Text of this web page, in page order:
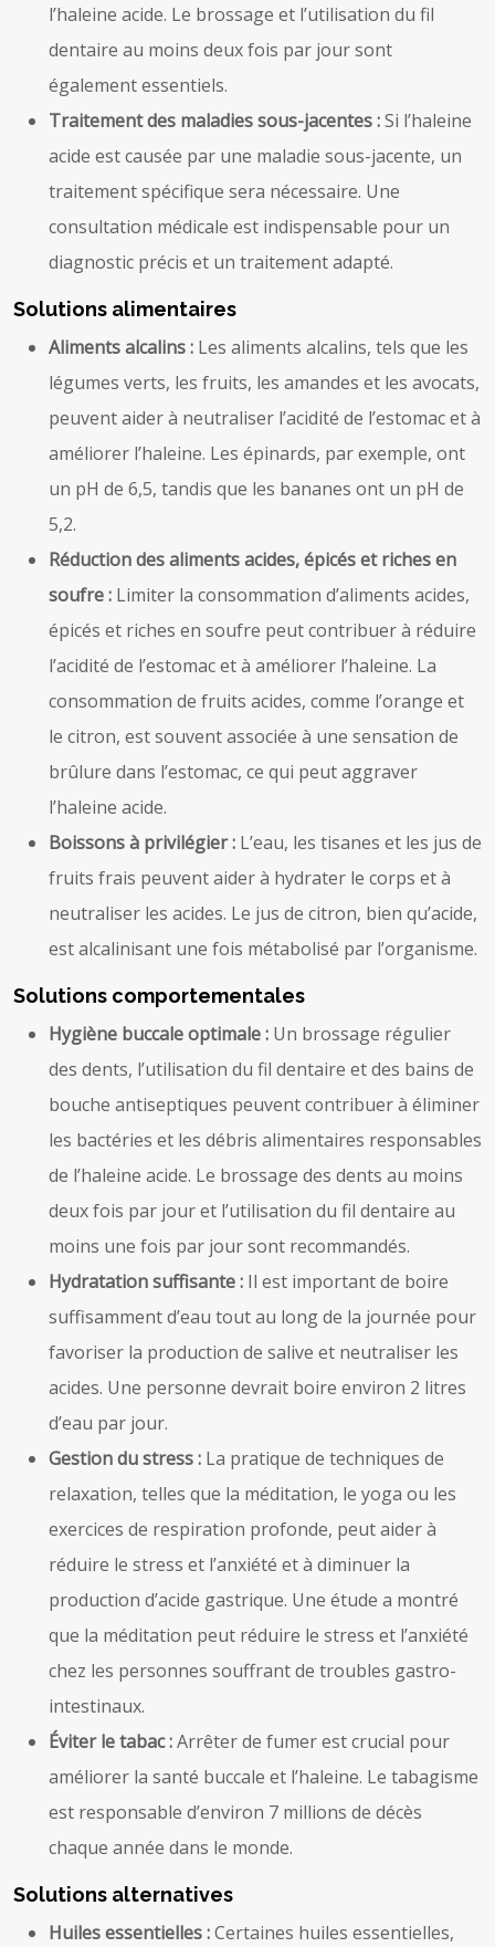
l’haleine acide. Le brossage et l’utilisation du fil
dentaire au moins deux fois par jour sont
également essentiels.
Traitement des maladies sous-jacentes :Si l’haleine
acide est causée par une maladie sous-jacente, un
traitement spécifique sera nécessaire. Une
consultation médicale est indispensable pour un
diagnostic précis et un traitement adapté.
Solutions alimentaires
Aliments alcalins : Les aliments alcalins, tels que les
légumes verts, les fruits, les amandes et les avocats,
peuvent aider à neutraliser l’acidité de l’estomac et à
améliorer l’haleine. Les épinards, par exemple, ont
un pH de 6,5, tandis que les bananes ont un pH de
5,2.
Réduction des aliments acides, épicés et riches en
soufre : Limiter la consommation d’aliments acides,
épicés et riches en soufre peut contribuer à réduire
l’acidité de l’estomac et à améliorer l’haleine. La
consommation de fruits acides, comme l’orange et
le citron, est souvent associée à une sensation de
brûlure dans l’estomac, ce qui peut aggraver
l’haleine acide.
Boissons à privilégier : L’eau, les tisanes et les jus de
fruits frais peuvent aider à hydrater le corps et à
neutraliser les acides. Le jus de citron, bien qu’acide,
est alcalinisant une fois métabolisé par l’organisme.
Solutions comportementales
Hygiène buccale optimale : Un brossage régulier
des dents, l’utilisation du fil dentaire et des bains de
bouche antiseptiques peuvent contribuer à éliminer
les bactéries et les débris alimentaires responsables
de l’haleine acide. Le brossage des dents au moins
deux fois par jour et l’utilisation du fil dentaire au
moins une fois par jour sont recommandés.
Hydratation suffisante : Il est important de boire
suffisamment d’eau tout au long de la journée pour
favoriser la production de salive et neutraliser les
acides. Une personne devrait boire environ 2 litres
d’eau par jour.
Gestion du stress : La pratique de techniques de
relaxation, telles que la méditation, le yoga ou les
exercices de respiration profonde, peut aider à
réduire le stress et l’anxiété et à diminuer la
production d’acide gastrique. Une étude a montré
que la méditation peut réduire le stress et l’anxiété
chez les personnes souffrant de troubles gastro-
intestinaux.
Éviter le tabac :Arrêter de fumer est crucial pour
améliorer la santé buccale et l’haleine. Le tabagisme
est responsable d’environ 7 millions de décès
chaque année dans le monde.
Solutions alternatives
Huiles essentielles :Certaines huiles essentielles,